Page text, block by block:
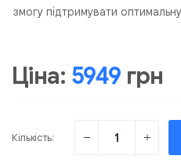
змогу підтримувати
Ціна: 5949 грн
Кількість: